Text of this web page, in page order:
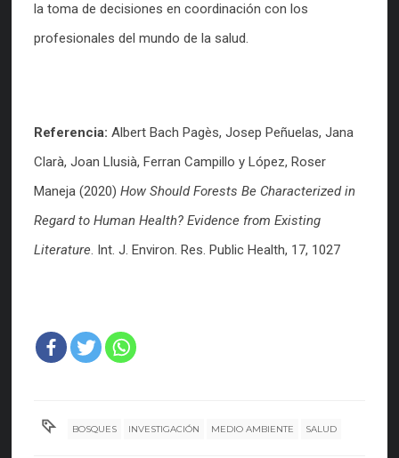
la toma de decisiones en coordinación con los
profesionales del mundo de la salud.
Referencia: Albert Bach Pagès, Josep Peñuelas, Jana
Clarà, Joan Llusià, Ferran Campillo y López, Roser
Maneja (2020) How Should Forests Be Characterized in
Regard to Human Health? Evidence from Existing
Literature. Int. J. Environ. Res. Public Health, 17, 1027
BOSQUES INVESTIGACIÓN MEDIO AMBIENTE SALUD